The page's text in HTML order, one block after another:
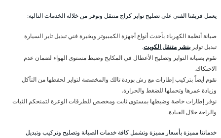
يعمل فريقنا الفني على تصليح تواير كراج متنقل ونوفر من خلاله الخدمات التالية:
صيانة أنظمة الكهرباء بأحدث أنواع أجهزة الكمبيوتر وبخبرة فني تبديل تاير السيارة
تبديل تواير بنشر متنقل الكويت.
نقوم بصيانة التواير وتصليح الأعطال في المكابح وضبط مستوى الهواء لضمان عدم
الاحتكاك.
نقوم أيضاً بتركيب إطارات مع رش بوردة تالك والمخصصة لتواير لحفظها من التآكل
وزيادة عمرها وتحملها للضغط والحرارة.
نوفر إطارات خاصة وضبطها بمستوى ثابت ومخصص للطرقات الوعرة لتمنحكم الثبات
والراحة خلال القيادة.
خدماتنا مميزة بأسعار مميزة وتشمل كافة خدمات الصيانة وتصليح وتركيب وتبديل